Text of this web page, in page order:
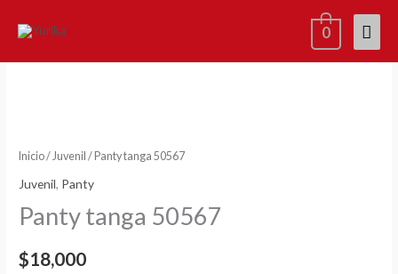
0
Inicio/Juvenil / Panty tanga 50567
Juvenil, Panty
Panty tanga 50567
$18,000
Panty